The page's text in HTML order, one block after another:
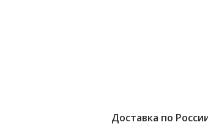
Доставка по